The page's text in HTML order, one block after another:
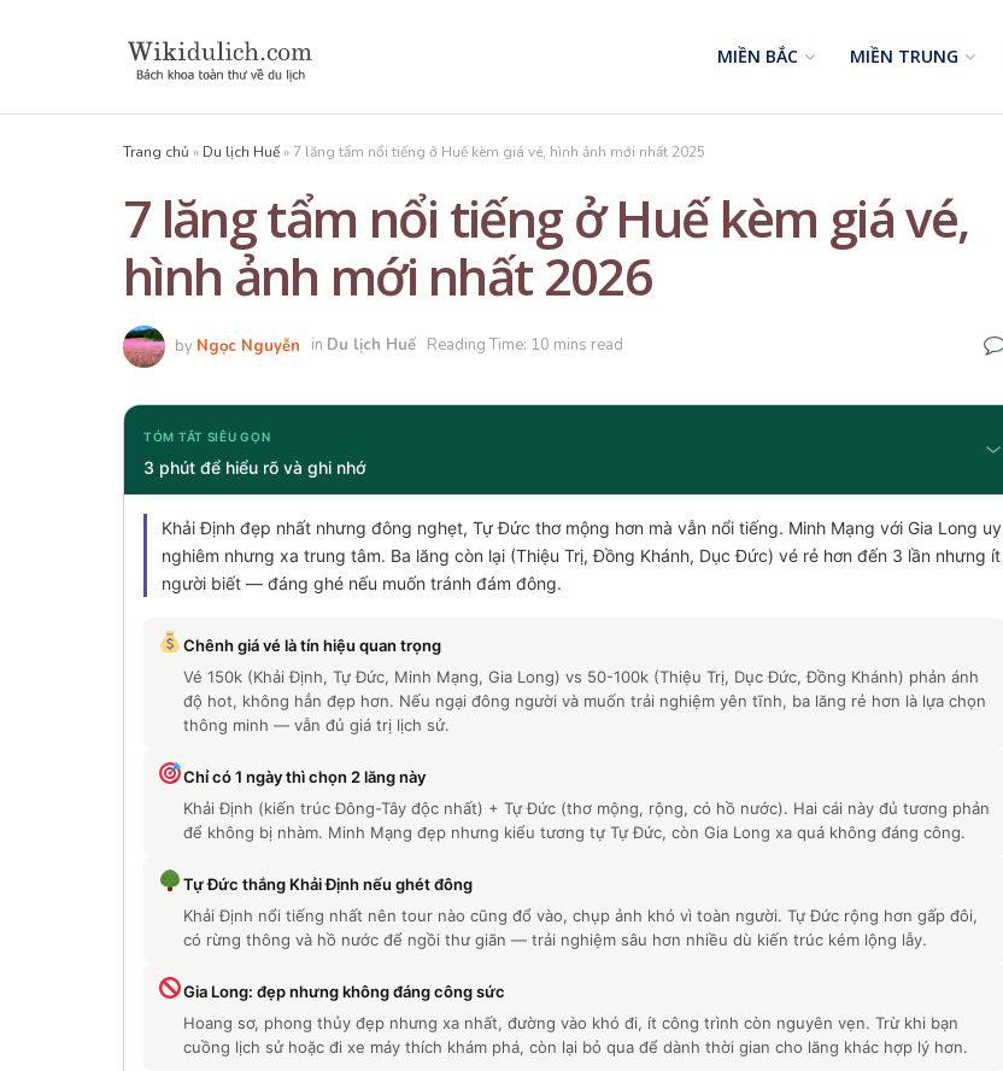
MIỀN BẮC MIỀN TRUNG
Trang chủ » Du lịch Huế » 7 lăng tẩm nổi tiếng ở Huế kèm giá vé, hình ảnh mới nhất 2025
7 lăng tẩm nổi tiếng ở Huế kèm giá vé,
hình ảnh mới nhất 2026
by Ngọc Nguyễn in Du lịch Huế Reading Time: 10 mins read
TÓM TẮT SIÊU GỌN
3 phút để hiểu rõ và ghi nhớ
Khải Định đẹp nhất nhưng đông nghẹt, Tự Đức thơ mộng hơn mà vẫn nổi tiếng. Minh Mạng với Gia Long uy
nghiêm nhưng xa trung tâm. Ba lăng còn lại (Thiệu Trị, Đồng Khánh, Dục Đức) vé rẻ hơn đến 3 lần nhưng ít
người biết — đáng ghé nếu muốn tránh đám đông.
Chênh giá vé là tín hiệu quan trọng
Vé 150k (Khải Định, Tự Đức, Minh Mạng, Gia Long) vs 50-100k (Thiệu Trị, Dục Đức, Đồng Khánh) phản ánh
độ hot, không hẳn đẹp hơn. Nếu ngại đông người và muốn trải nghiệm yên tĩnh, ba lăng rẻ hơn là lựa chọn
thông minh — vẫn đủ giá trị lịch sử.
Chỉ có 1 ngày thì chọn 2 lăng này
Khải Định (kiến trúc Đông-Tây độc nhất) + Tự Đức (thơ mộng, rộng, có hồ nước). Hai cái này đủ tương phản
để không bị nhàm. Minh Mạng đẹp nhưng kiểu tương tự Tự Đức, còn Gia Long xa quá không đáng công.
Tự Đức thắng Khải Định nếu ghét đông
Khải Định nổi tiếng nhất nên tour nào cũng đổ vào, chụp ảnh khó vì toàn người. Tự Đức rộng hơn gấp đôi,
có rừng thông và hồ nước để ngồi thư giãn — trải nghiệm sâu hơn nhiều dù kiến trúc kém lộng lẫy.
Gia Long: đẹp nhưng không đáng công sức
Hoang sơ, phong thủy đẹp nhưng xa nhất, đường vào khó đi, ít công trình còn nguyên vẹn. Trừ khi bạn
cuồng lịch sử hoặc đi xe máy thích khám phá, còn lại bỏ qua để dành thời gian cho lăng khác hợp lý hơn.